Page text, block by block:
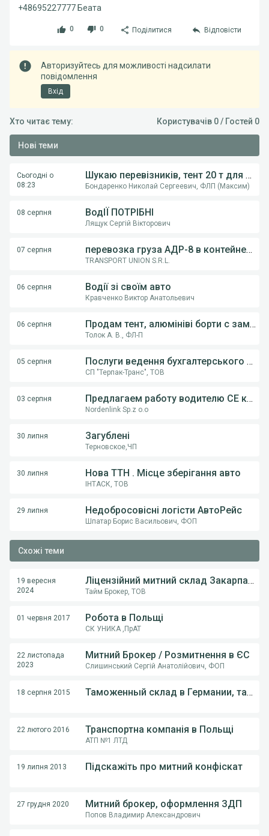
+48695227777 Беата
0 0 Поділитися Відповісти
Авторизуйтесь для можливості надсилати
повідомлення
Вхід
Хто читає тему: Користувачів 0 / Гостей 0
Нові теми
Сьогодні о
08:23
Шукаю перевізників, тент 20 т для постійної співпраці
Бондаренко Николай Сергеевич, ФЛП (Максим)
08 серпня ВодІЇ ПОТРІБНІ
Лящук Сергій Вікторович
07 серпня перевозка груза АДР-8 в контейнерах из Румынии в Украину
TRANSPORT UNION S.R.L.
06 серпня Водії зі своїм авто
Кравченко Виктор Анатольевич
06 серпня Продам тент, алюмініві борти с замками, на напівпричіпи KOGEL, Krona.
Толок А. В., ФЛ-П
05 серпня Послуги ведення бухгалтерського обліку ФОП,ТОВ
СП "Терпак-Транс", ТОВ
03 серпня Предлагаем работу водителю СE категории на грузовом автовозе
Nordenlink Sp.z o.o
30 липня Загублені
Терновское,ЧП
30 липня Нова ТТН . Місце зберігання авто
ІНТАСК, ТОВ
29 липня Недобросовісні логісти АвтоРейс
Шпатар Борис Васильович, ФОП
Схожі теми
19 вересня
2024
Ліцензійний митний склад Закарпаття
Тайм Брокер, ТОВ
01 червня 2017 Робота в Польщі
СК УНИКА ,ПрАТ
22 листопада
2023
Митний Брокер / Розмитнення в ЄС
Слишинський Сергій Анатолійович, ФОП
18 серпня 2015 Таможенный склад в Германии, таможенный склад в Гамбурге, СВХ, склад в Германии, акцизный склад
22 лютого 2016 Транспортна компанія в Польщі
АТП №1 ЛТД
19 липня 2013 Підскажіть про митний конфіскат
27 грудня 2020 Митний брокер, оформлення ЗДП
Попов Владимир Александрович